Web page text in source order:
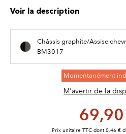
Voir la description
Châssis graphite/Assise
BM3017
Momentanément
M'avertir de la
Prix unitaire TTC dont 0,46 €